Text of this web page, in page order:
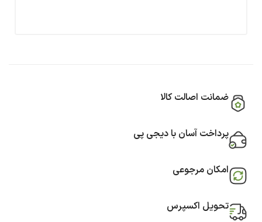
ضمانت اصالت کالا
پرداخت آسان با دیجی پی
امکان مرجوعی
تحویل اکسپرس